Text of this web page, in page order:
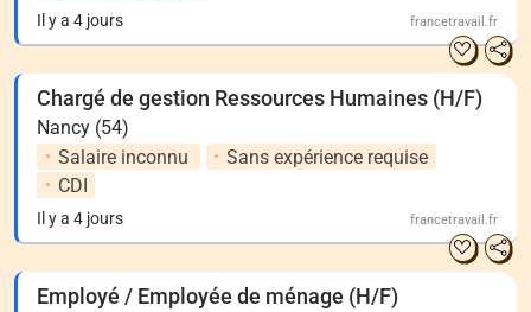
Il y a 4 jours francetravail.fr
Chargé de gestion Ressources Humaines (H/F)
Nancy (54)
Salaire inconnu
Sans expérience requise
CDI
Il y a 4 jours francetravail.fr
Employé / Employée de ménage (H/F)